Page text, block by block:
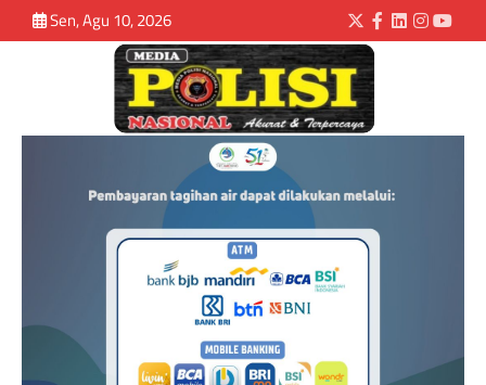
Sen, Agu 10, 2026